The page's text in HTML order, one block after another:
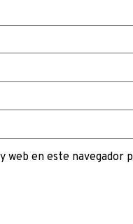
en este navegador